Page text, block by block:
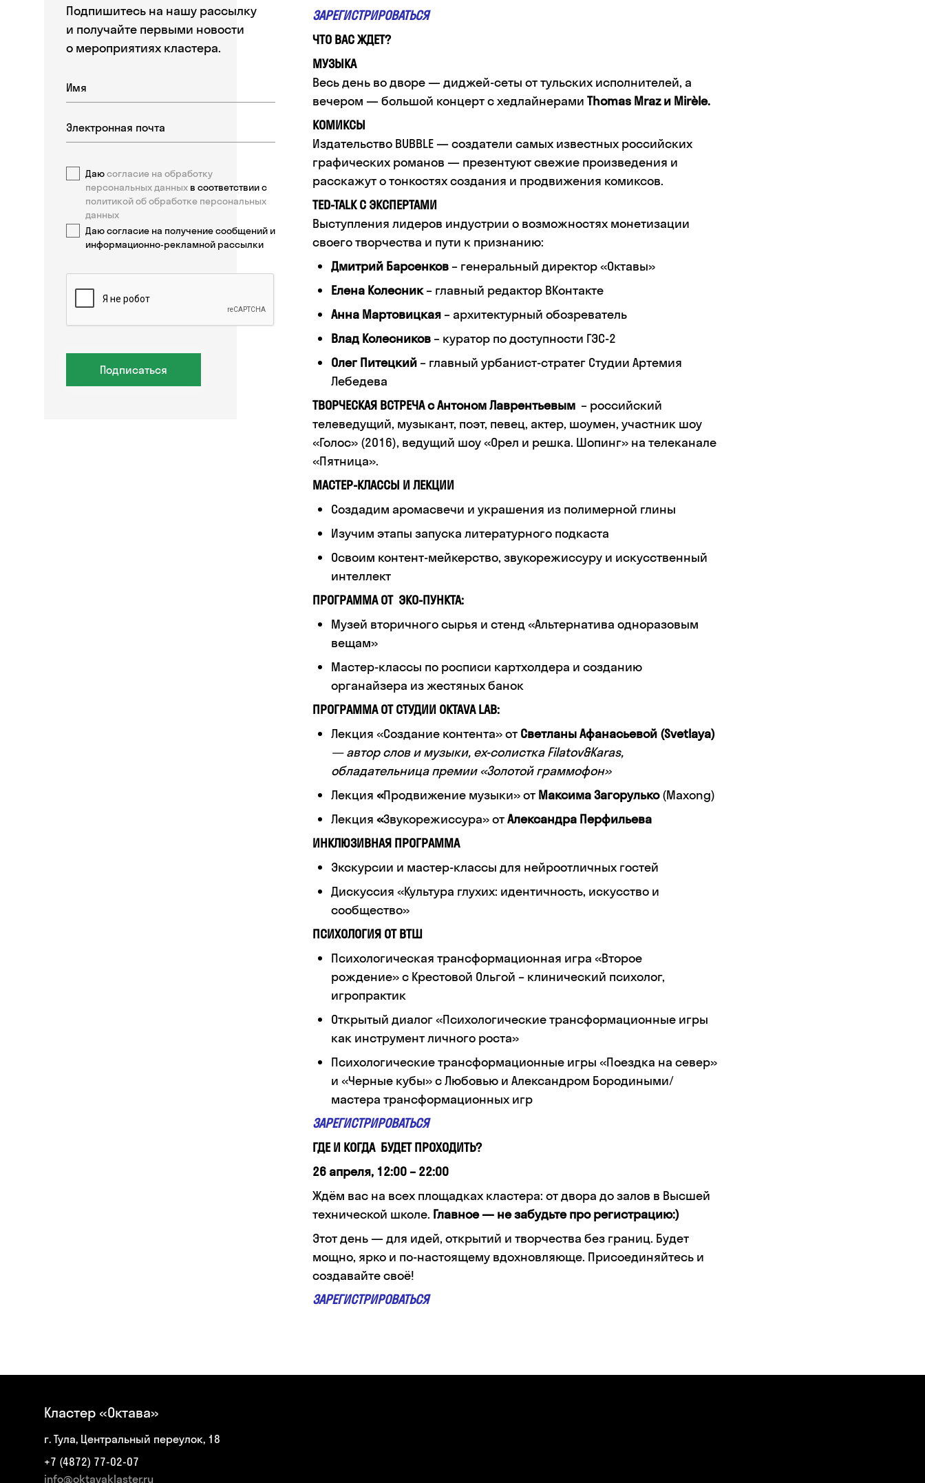
Подпишитесь на нашу рассылку
и получайте первыми новости
о мероприятиях кластера.
Даюсогласие на обработку
персональных данных в соответствии с
политикой об обработке персональных
данных
Даю согласие на получение сообщений и
информационно-рекламной рассылки
Подписаться
ЗАРЕГИСТРИРОВАТЬСЯ
ЧТО ВАС ЖДЕТ?
МУЗЫКА
Весь день во дворе — диджей-сеты от тульских исполнителей, а
вечером — большой концерт с хедлайнерами Thomas Mraz и Mirèle.
КОМИКСЫ
Издательство BUBBLE — создатели самых известных российских
графических романов — презентуют свежие произведения и
расскажут о тонкостях создания и продвижения комиксов.
TED-TALK С ЭКСПЕРТАМИ
Выступления лидеров индустрии о возможностях монетизации
своего творчества и пути к признанию:
Дмитрий Барсенков– генеральный директор «Октавы»
Елена Колесник– главный редактор ВКонтакте
Анна Мартовицкая– архитектурный обозреватель
Влад Колесников– куратор по доступности ГЭС-2
Олег Питецкий– главный урбанист-стратег Студии Артемия
Лебедева
ТВОРЧЕСКАЯ ВСТРЕЧА с Антоном Лаврентьевым – российский
телеведущий, музыкант, поэт, певец, актер, шоумен, участник шоу
«Голос» (2016), ведущий шоу «Орел и решка. Шопинг» на телеканале
«Пятница».
МАСТЕР-КЛАССЫ И ЛЕКЦИИ
Создадим аромасвечи и украшения из полимерной глины
Изучим этапы запуска литературного подкаста
Освоим контент-мейкерство, звукорежиссуру и искусственный
интеллект
ПРОГРАММА ОТ ЭКО-ПУНКТА:
Музей вторичного сырья и стенд «Альтернатива одноразовым
вещам»
Мастер-классы по росписи картхолдера и созданию
органайзера из жестяных банок
ПРОГРАММА ОТ СТУДИИ OKTAVA LAB:
Лекция «Создание контента» от Светланы Афанасьевой (Svetlaya)
— автор слов и музыки, ex-солистка Filatov&Karas,
обладательница премии «Золотой граммофон»
Лекция «Продвижение музыки» от Максима Загорулько(Maxong)
Лекция «Звукорежиссура» отАлександра Перфильева
ИНКЛЮЗИВНАЯ ПРОГРАММА
Экскурсии и мастер-классы для нейроотличных гостей
Дискуссия «Культура глухих: идентичность, искусство и
сообщество»
ПСИХОЛОГИЯ ОТ ВТШ
Психологическая трансформационная игра «Второе
рождение» с Крестовой Ольгой – клинический психолог,
игропрактик
Открытый диалог «Психологические трансформационные игры
как инструмент личного роста»
Психологическиетрансформационные игры «Поездка на север»
и «Черные кубы» c Любовью и Александром Бородиными/
мастера трансформационных игр
ЗАРЕГИСТРИРОВАТЬСЯ
ГДЕ И КОГДА БУДЕТ ПРОХОДИТЬ?
26 апреля, 12:00 – 22:00
Ждём вас на всех площадках кластера: от двора до залов в Высшей
технической школе. Главное — не забудьте про регистрацию:)
Этот день — для идей, открытий и творчества без границ. Будет
мощно, ярко и по-настоящему вдохновляюще. Присоединяйтесь и
создавайте своё!
ЗАРЕГИСТРИРОВАТЬСЯ
Кластер «Октава»
г. Тула, Центральный переулок, 18
+7 (4872) 77-02-07
info@oktavaklaster.ru